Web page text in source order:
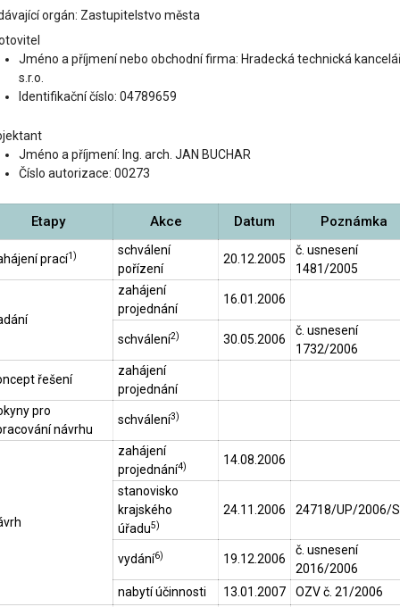
orgán: Zastupitelstvo města
Jméno a příjmení nebo obchodní firma: Hradecká technická
s.r.o.
Identifikační číslo: 04789659
Jméno a příjmení: Ing. arch. JAN BUCHAR
Číslo autorizace: 00273
Etapy Akce Datum Poznámka
prací1)
schválení
pořízení
20.12.2005
č. usnesení
1481/2005
zahájení
projednání
16.01.2006
schválení2) 30.05.2006
č. usnesení
1732/2006
řešení
zahájení
projednání
pro
návrhu
schválení3)
zahájení
projednání4) 14.08.2006
stanovisko
krajského
úřadu5)
24.11.2006 24718/UP/2006/
vydání6) 19.12.2006
č. usnesení
2016/2006
nabytí účinnosti
13.01.2007
OZV č. 21/2006